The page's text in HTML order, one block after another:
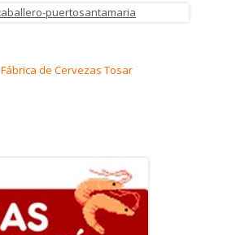
Fábrica de Cervezas Tosar